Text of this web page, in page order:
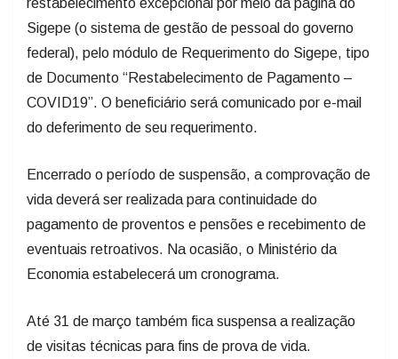
restabelecimento excepcional por meio da página do
Sigepe (o sistema de gestão de pessoal do governo
federal), pelo módulo de Requerimento do Sigepe, tipo
de Documento “Restabelecimento de Pagamento –
COVID19”. O beneficiário será comunicado por e-mail
do deferimento de seu requerimento.
Encerrado o período de suspensão, a comprovação de
vida deverá ser realizada para continuidade do
pagamento de proventos e pensões e recebimento de
eventuais retroativos. Na ocasião, o Ministério da
Economia estabelecerá um cronograma.
Até 31 de março também fica suspensa a realização
de visitas técnicas para fins de prova de vida.